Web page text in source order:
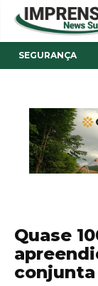
SEGURANÇA
Quase
conjunta